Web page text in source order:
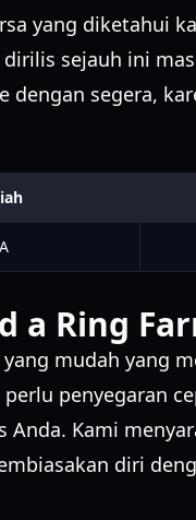
yang diketahui
sejauh ini
segera,
a Ring
mudah yang
penyegaran
Kami
diri